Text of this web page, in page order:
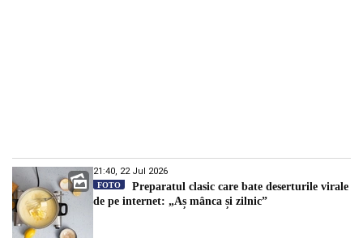
21:40, 22 Jul 2026
FOTO
Preparatul clasic care bate deserturile virale
de pe internet: „Aș mânca și zilnic”